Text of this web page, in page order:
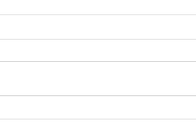
壺とラウンドスケープブリッ